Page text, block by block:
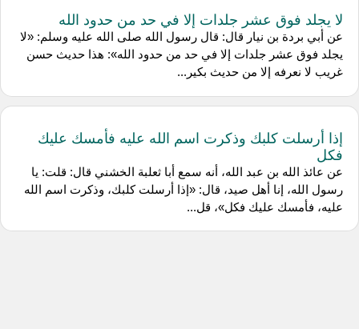
لا يجلد فوق عشر جلدات إلا في حد من حدود الله
عن أبي بردة بن نيار قال: قال رسول الله صلى الله عليه وسلم: «لا
يجلد فوق عشر جلدات إلا في حد من حدود الله»: هذا حديث حسن
غريب لا نعرفه إلا من حديث بكير...
إذا أرسلت كلبك وذكرت اسم الله عليه فأمسك عليك
فكل
عن عائذ الله بن عبد الله، أنه سمع أبا ثعلبة الخشني قال: قلت: يا
رسول الله، إنا أهل صيد، قال: «إذا أرسلت كلبك، وذكرت اسم الله
عليه، فأمسك عليك فكل»، قل...